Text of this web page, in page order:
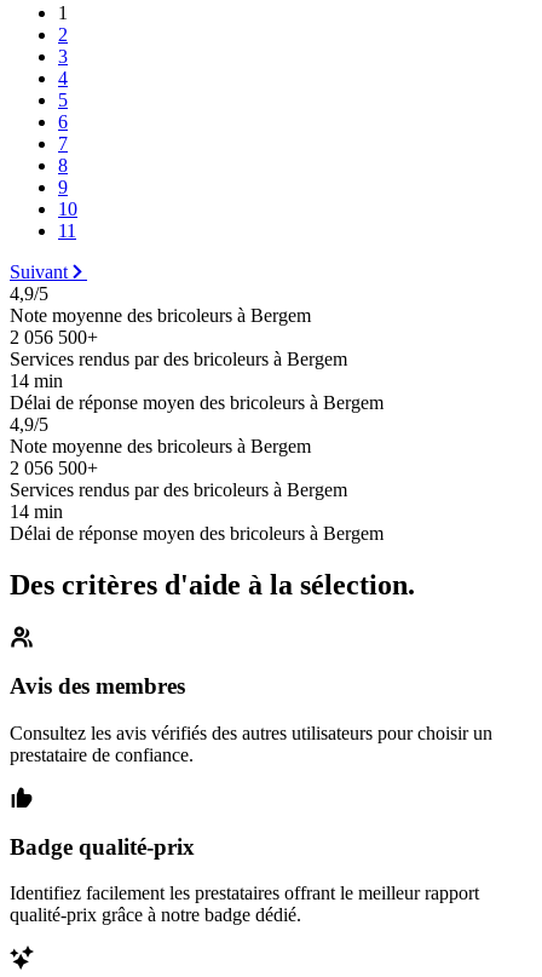
1
2
3
4
5
6
7
8
9
10
11
Suivant
4,9/5
Note moyenne des bricoleurs à Bergem
2 056 500+
Services rendus par des bricoleurs à Bergem
14 min
Délai de réponse moyen des bricoleurs à Bergem
4,9/5
Note moyenne des bricoleurs à Bergem
2 056 500+
Services rendus par des bricoleurs à Bergem
14 min
Délai de réponse moyen des bricoleurs à Bergem
Des critères d'aide à la sélection.
Avis des membres
Consultez les avis vérifiés des autres utilisateurs pour choisir un
prestataire de confiance.
Badge qualité-prix
Identifiez facilement les prestataires offrant le meilleur rapport
qualité-prix grâce à notre badge dédié.